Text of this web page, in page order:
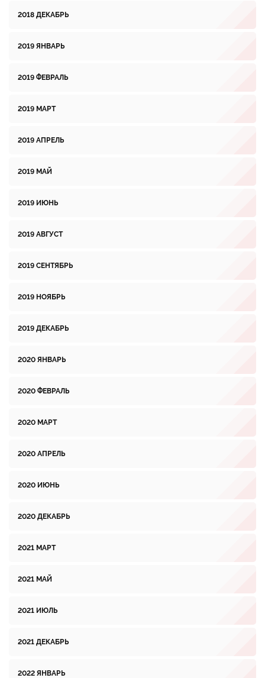
2018 ДЕКАБРЬ
2019 ЯНВАРЬ
2019 ФЕВРАЛЬ
2019 МАРТ
2019 АПРЕЛЬ
2019 МАЙ
2019 ИЮНЬ
2019 АВГУСТ
2019 СЕНТЯБРЬ
2019 НОЯБРЬ
2019 ДЕКАБРЬ
2020 ЯНВАРЬ
2020 ФЕВРАЛЬ
2020 МАРТ
2020 АПРЕЛЬ
2020 ИЮНЬ
2020 ДЕКАБРЬ
2021 МАРТ
2021 МАЙ
2021 ИЮЛЬ
2021 ДЕКАБРЬ
2022 ЯНВАРЬ